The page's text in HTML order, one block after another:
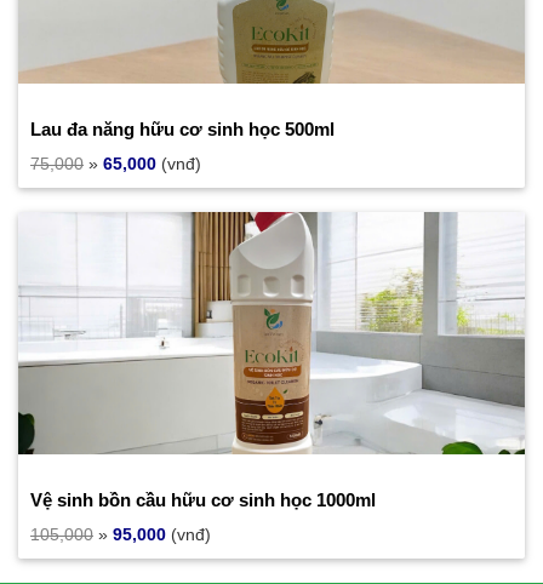
Lau đa năng hữu cơ sinh học 500ml
75,000 » 65,000 (vnđ)
Vệ sinh bồn cầu hữu cơ sinh học 1000ml
105,000 » 95,000 (vnđ)